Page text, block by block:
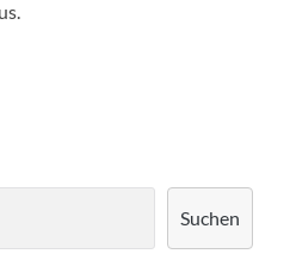
Suchen